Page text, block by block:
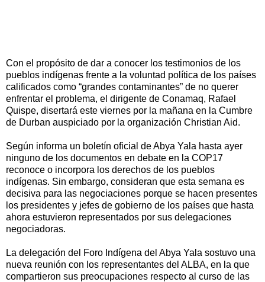
Con el propósito de dar a conocer los testimonios de los
pueblos indígenas frente a la voluntad política de los países
calificados como “grandes contaminantes” de no querer
enfrentar el problema, el dirigente de Conamaq, Rafael
Quispe, disertará este viernes por la mañana en la Cumbre
de Durban auspiciado por la organización Christian Aid.
Según informa un boletín oficial de Abya Yala hasta ayer
ninguno de los documentos en debate en la COP17
reconoce o incorpora los derechos de los pueblos
indígenas. Sin embargo, consideran que esta semana es
decisiva para las negociaciones porque se hacen presentes
los presidentes y jefes de gobierno de los países que hasta
ahora estuvieron representados por sus delegaciones
negociadoras.
La delegación del Foro Indígena del Abya Yala sostuvo una
nueva reunión con los representantes del ALBA, en la que
compartieron sus preocupaciones respecto al curso de las